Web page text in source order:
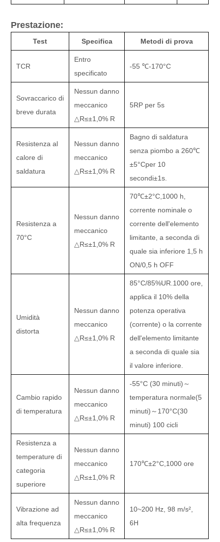
Prestazione:
Test Specifica Metodi di prova
TCR
Entro
specificato
-55 ℃-170°C
Sovraccarico di
breve durata
Nessun danno
meccanico
△R≤±1,0% R
5RP per 5s
Resistenza al
calore di
saldatura
Nessun danno
meccanico
△R≤±1,0% R
Bagno di saldatura
senza piombo a 260℃
±5°Cper 10
secondi±1s.
Resistenza a
70°C
Nessun danno
meccanico
△R≤±1,0% R
70℃±2°C, 1000 h,
corrente nominale o
corrente dell'elemento
limitante, a seconda di
quale sia inferiore 1,5 h
ON/0,5 h OFF
Umidità
distorta
Nessun danno
meccanico
△R≤±1,0% R
85°C/85%UR.1000 ore,
applica il 10% della
potenza operativa
(corrente) o la corrente
dell'elemento limitante
a seconda di quale sia
il valore inferiore.
Cambio rapido
di temperatura
Nessun danno
meccanico
△R≤±1,0% R
-55°C (30 minuti)～
temperatura normale(5
minuti)～ 170°C(30
minuti) 100 cicli
Resistenza a
temperature di
categoria
superiore
Nessun danno
meccanico
△R≤±1,0% R
170℃±2°C, 1000 ore
Vibrazione ad
alta frequenza
Nessun danno
meccanico
△R≤±1,0% R
10~200 Hz, 98 m/s²
6H